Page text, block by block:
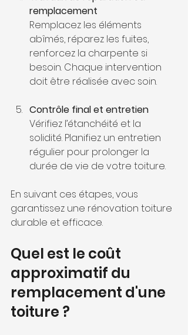
remplacement
Remplacez les éléments
abîmés, réparez les fuites,
renforcez la charpente si
besoin. Chaque intervention
doit être réalisée avec soin.
Contrôle final et entretien
Vérifiez l’étanchéité et la
solidité. Planifiez un entretien
régulier pour prolonger la
durée de vie de votre toiture.
En suivant ces étapes, vous
garantissez une rénovation toiture
durable et efficace.
Quel est le coût
approximatif du
remplacement d'une
toiture ?